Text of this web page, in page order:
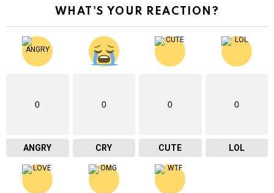
WHAT'S YOUR REACTION?
0
ANGRY
0
CRY
0
CUTE
0
LOL